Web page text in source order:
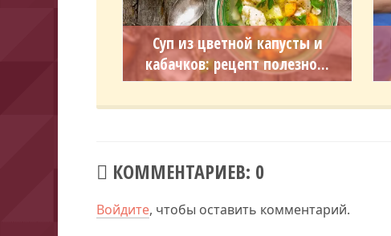
Суп из цветной капусты и
кабачков: рецепт полезно...
КОММЕНТАРИЕВ: 0
Войдите, чтобы оставить комментарий.